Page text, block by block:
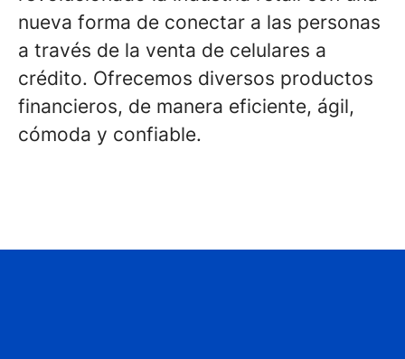
nueva forma de conectar a las personas
a través de la venta de celulares a
crédito. Ofrecemos diversos productos
financieros, de manera eficiente, ágil,
cómoda y confiable.